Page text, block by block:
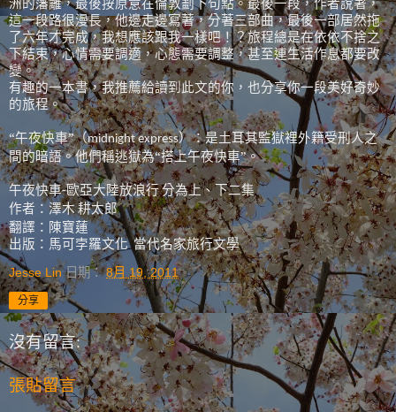
這一段路很漫長，他邊走邊寫著，分著三部曲，最後一部居然拖
了六年才完成，我想應該跟我一樣吧！？旅程總是在依依不捨之
下結束，心情需要調適，心態需要調整，甚至連生活作息都要改
變。
有趣的一本書，我推薦給讀到此文的你，也分享你一段美好奇妙
的旅程。
“午夜快車”（midnight express）：是土耳其監獄裡外籍受刑人之
間的暗語。他們稱逃獄為“搭上午夜快車”。
午夜快車-歐亞大陸放浪行分為上、下二集
作者：澤木耕太郎
翻譯：陳寶蓮
出版：馬可孛羅文化 當代名家旅行文學
Jesse Lin 日期：8月 19, 2011
分享
沒有留言:
張貼留言